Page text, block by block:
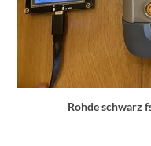
Rohde schwarz